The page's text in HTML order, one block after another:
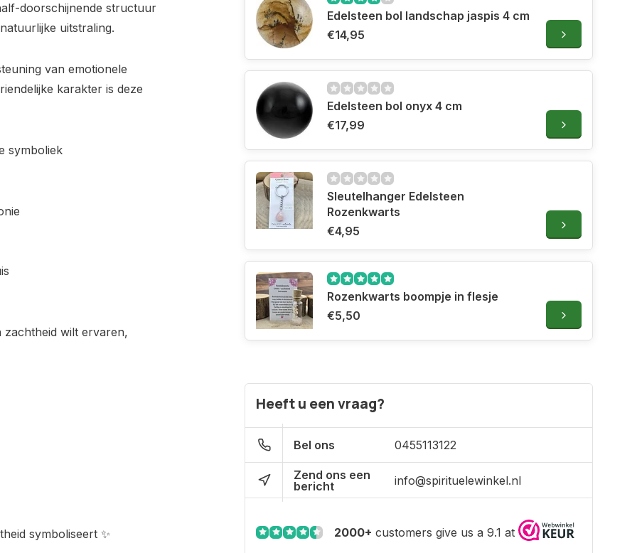
doorschijnende structuur
uitstraling.
van emotionele
karakter is deze
symboliek
wilt ervaren,
symboliseert ✨
Edelsteen bol landschap jaspis 4 cm
€14,95
Edelsteen bol onyx 4 cm
€17,99
Sleutelhanger Edelsteen
Rozenkwarts
€4,95
Rozenkwarts boompje in flesje
€5,50
Heeft u een vraag?
Bel ons 0455113122
Zend ons een
bericht
info@spirituelewinkel.nl
2000+ customers give us a 9.1 at